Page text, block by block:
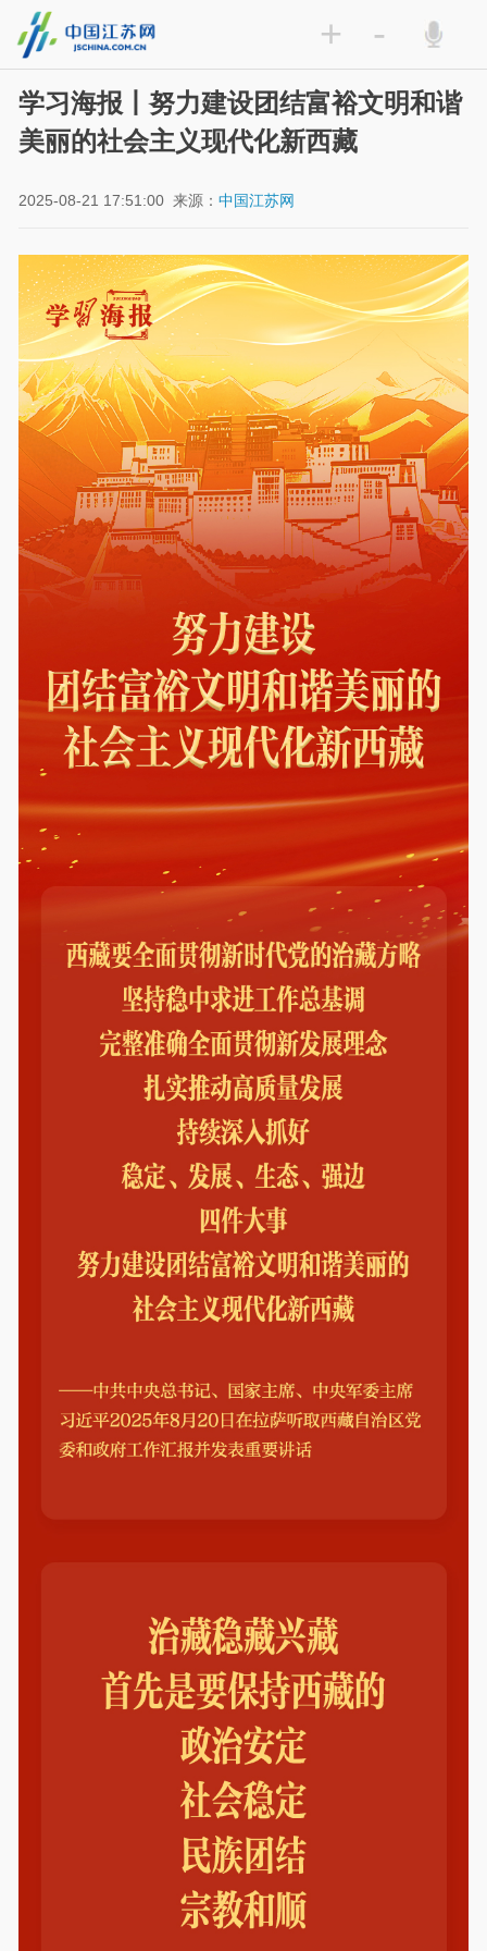
+ -
学习海报丨努力建设团结富裕文明和谐
美丽的社会主义现代化新西藏
2025-08-21 17:51:00 来源：中国江苏网